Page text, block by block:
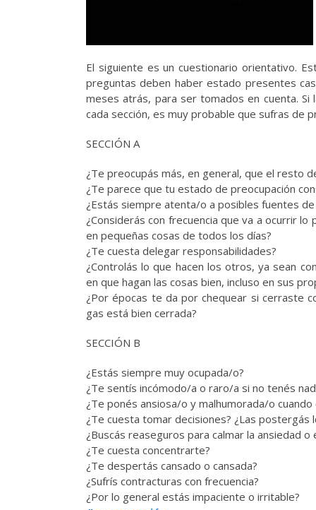
El siguiente es un cuestionario orientativo.
preguntas deben haber estado presentes
meses atrás, para ser tomados en cuenta.
cada sección, es muy probable que sufras de
SECCIÓN A
¿Te preocupás más, en general, que el resto
¿Te parece que tu estado de preocupación
¿Estás siempre atenta/o a posibles fuentes
¿Considerás con frecuencia que va a ocurrir
en pequeñas cosas de todos los días?
¿Te cuesta delegar responsabilidades?
¿Controlás lo que hacen los otros, ya sean
en que hagan las cosas bien, incluso en sus
¿Por épocas te da por chequear si cerraste
gas está bien cerrada?
SECCIÓN B
¿Estás siempre muy ocupada/o?
¿Te sentís incómodo/a o raro/a si no tenés
¿Te ponés ansiosa/o y malhumorada/o
¿Te cuesta tomar decisiones? ¿Las postergás
¿Buscás reaseguros para calmar la ansiedad
¿Te cuesta concentrarte?
¿Te despertás cansado o cansada?
¿Sufrís contracturas con frecuencia?
¿Por lo general estás impaciente o irritable?